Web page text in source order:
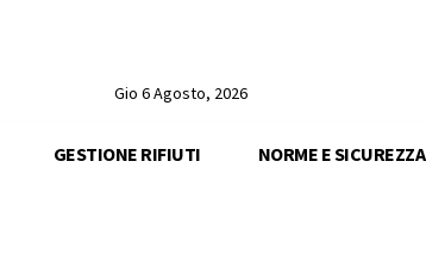
Gio 6 Agosto, 2026
GESTIONE RIFIUTI NORME E SICUREZZA